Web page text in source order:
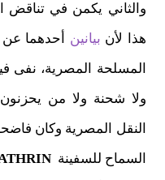
والثاني يكمن في تناقض
هذا لأن بيانين أحدهما
المسلحة المصرية، نفى
ولا شحنة ولا من
النقل المصرية وكان
السماح للسفينة